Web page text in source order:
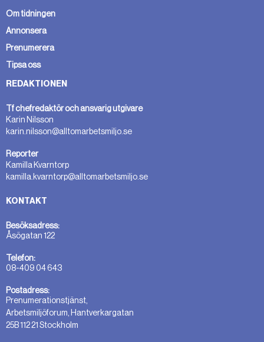
Om tidningen
Annonsera
Prenumerera
Tipsa oss
REDAKTIONEN
Tf chefredaktör och ansvarig utgivare
Karin Nilsson
karin.nilsson@alltomarbetsmiljo.se
Reporter
Kamilla Kvarntorp
kamilla.kvarntorp@alltomarbetsmiljo.se
KONTAKT
Besöksadress:
Åsögatan 122
Telefon:
08-409 04 643
Postadress:
Prenumerationstjänst,
Arbetsmiljöforum, Hantverkargatan
25B 112 21 Stockholm